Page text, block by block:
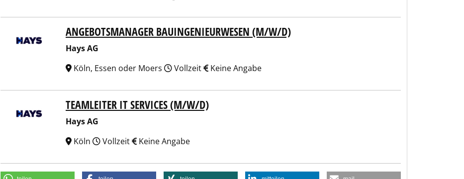
ANGEBOTSMANAGER BAUINGENIEURWESEN (M/W/D)
Hays AG
Köln, Essen oder Moers
Vollzeit Keine Angabe
TEAMLEITER IT SERVICES (M/W/D)
Hays AG
Köln
Vollzeit Keine Angabe